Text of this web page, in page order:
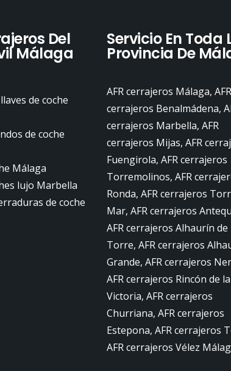
Del
Málaga
de coche
de coche
Málaga
lujo Marbella
de coche
Servicio En Toda
Provincia De
AFR cerrajeros Málaga, AFR
cerrajeros Benalmádena,
cerrajeros Marbella, AFR
cerrajeros Mijas, AFR
Fuengirola, AFR cerrajeros
Torremolinos, AFR
Ronda, AFR cerrajeros
Mar, AFR cerrajeros
AFR cerrajeros Alhaurín de
Torre, AFR cerrajeros
Grande, AFR cerrajeros
AFR cerrajeros Rincón de la
Victoria, AFR cerrajeros
Churriana, AFR cerrajeros
Estepona, AFR cerrajeros
AFR cerrajeros Vélez